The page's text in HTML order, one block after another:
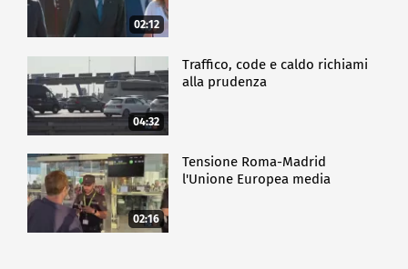
Gli ambiti di valutazione riguardano sia le
oltre 1.200 dirigenti sanitari e di 3.500 dipendenti.
L'Asl di Caserta realizza questa transizione e il
progetto di innovazione con il supporto e le
competenze di: Oracle, Kpmg e Fastweb.
CRONACA
02:12
04:32
Traffico, code e caldo richiami
alla prudenza
02:16
Tensione Roma-Madrid
l'Unione Europea media